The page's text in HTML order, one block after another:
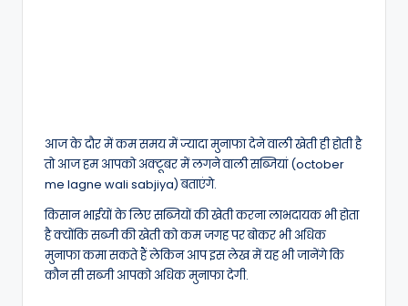
आज के दौर में कम समय में ज्यादा मुनाफा देने वाली खेती ही होती है
तो आज हम आपको अक्टूबर में लगने वाली सब्जियां (october
me lagne wali sabjiya) बताएंगे.
किसान भाईयों के लिए सब्जियों की खेती करना लाभदायक भी होता
है क्योंकि सब्जी की खेती को कम जगह पर बोकर भी अधिक
मुनाफा कमा सकते हैं लेकिन आप इस लेख में यह भी जानेंगे कि
कौन सी सब्जी आपको अधिक मुनाफा देगी.